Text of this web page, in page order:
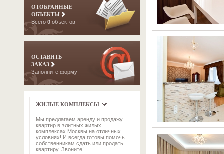
ОТОБРАННЫЕ
ОБЪЕКТЫ
Всего 0 объектов
ОСТАВИТЬ
ЗАКАЗ
Заполните форму
ЖИЛЫЕ КОМПЛЕКСЫ
Мы предлагаем аренду и продажу
квартир в элитных жилых
комплексах Москвы на отличных
условиях! И всегда готовы помочь
собственникам сдать или продать
квартиру. Звоните!